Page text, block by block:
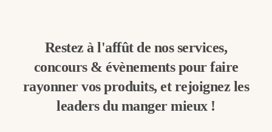
Restez à l'affût de nos services,
concours & évènements pour faire
rayonner vos produits, et rejoignez les
leaders du manger mieux !